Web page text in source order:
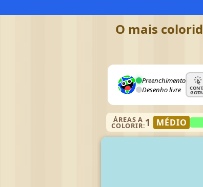
O mais
Preenchimento
Desenho livre
ÁREAS A
COLORIR:1 MÉDIO